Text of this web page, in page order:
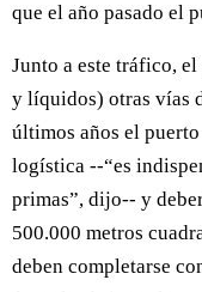
que el año pasado el
Junto a este tráfico,
y líquidos) otras vías
últimos años el
logística --“es
primas”, dijo-- y
500.000 metros
deben completarse